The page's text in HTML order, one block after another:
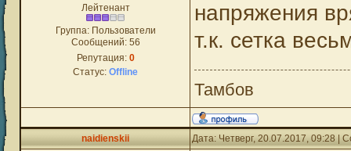
Лейтенант
Группа: Пользователи
Сообщений: 56
Репутация: 0
Статус: Offline
напряжения
т.к. сетка
Тамбов
naidienskii Дата: Четверг, 20.07.2017, 09:28 |